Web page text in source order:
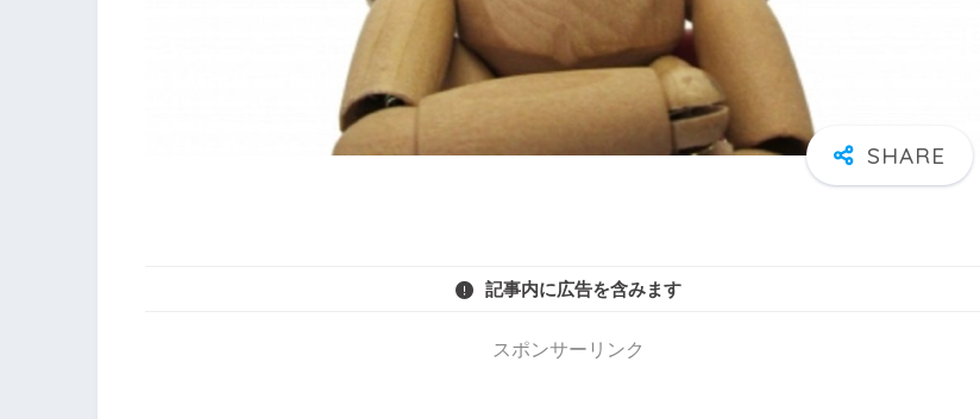
記事内に広告を含みます
スポンサーリンク